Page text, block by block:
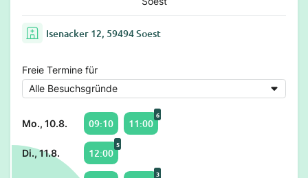
Isenacker 12, 59494 Soest
Freie Termine für
Mo., 10.8. 09:10 11:00
6
Di., 11.8. 12:00
5
3